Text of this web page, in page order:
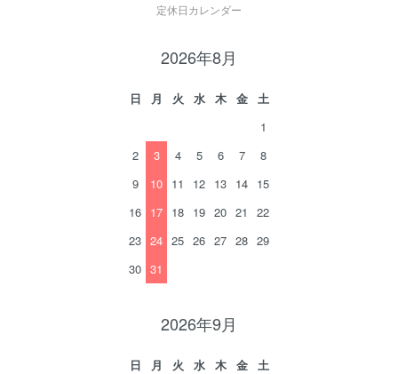
定休日カレンダー
2026年8月
日 月 火 水 木 金
土
1
2
3 4 5 6 7
8
9
10 11 12 13 14 15
16 17 18 19 20 21
22
23 24 25 26 27 28 29
30 31
2026年9月
日 月 火 水 木 金
土